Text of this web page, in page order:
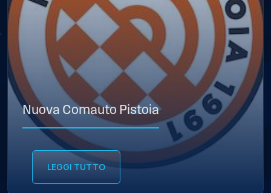
Nuova Comauto Pistoia
LEGGI TUTTO